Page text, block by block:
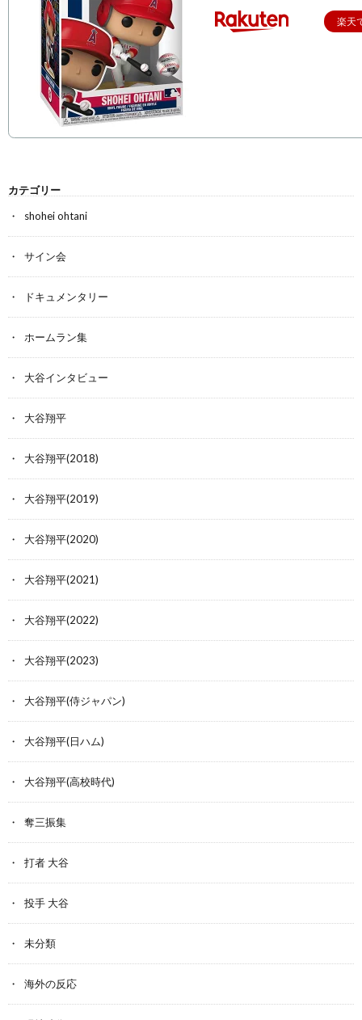
楽天
カテゴリー
shohei ohtani
サイン会
ドキュメンタリー
ホームラン集
大谷インタビュー
大谷翔平
大谷翔平(2018)
大谷翔平(2019)
大谷翔平(2020)
大谷翔平(2021)
大谷翔平(2022)
大谷翔平(2023)
大谷翔平(侍ジャパン)
大谷翔平(日ハム)
大谷翔平(高校時代)
奪三振集
打者 大谷
投手 大谷
未分類
海外の反応